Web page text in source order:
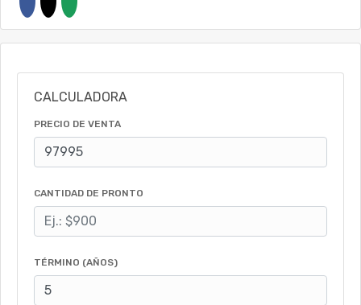
CALCULADORA
PRECIO DE VENTA
CANTIDAD DE PRONTO
TÉRMINO (AÑOS)